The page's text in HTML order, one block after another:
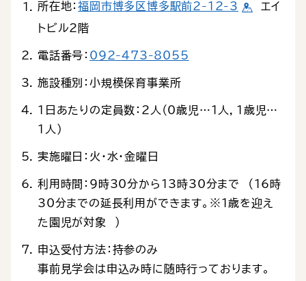
所在地：福岡市博多区博多駅前2-12-3
エイ
トビル2階
電話番号： 092-473-8055
施設種別：小規模保育事業所
1日あたりの定員数：2人（0歳児…1人，1歳児…
1人）
実施曜日：火・水・金曜日
利用時間：9時30分から13時30分まで （16時
30分までの延長利用ができます。※１歳を迎え
た園児が対象 ）
申込受付方法：持参のみ
事前見学会は申込み時に随時行っております。